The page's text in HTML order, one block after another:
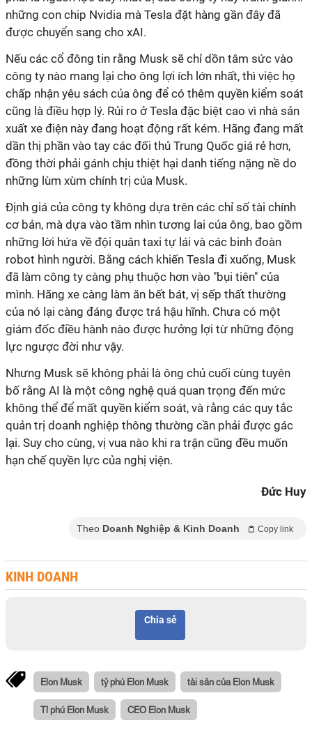
những con chip Nvidia mà Tesla đặt hàng gần đây đã
được chuyển sang cho xAI.
Nếu các cổ đông tin rằng Musk sẽ chỉ dồn tâm sức vào
công ty nào mang lại cho ông lợi ích lớn nhất, thì việc họ
chấp nhận yêu sách của ông để có thêm quyền kiểm soát
cũng là điều hợp lý. Rủi ro ở Tesla đặc biệt cao vì nhà sản
xuất xe điện này đang hoạt động rất kém. Hãng đang mất
dần thị phần vào tay các đối thủ Trung Quốc giá rẻ hơn,
đồng thời phải gánh chịu thiệt hại danh tiếng nặng nề do
những lùm xùm chính trị của Musk.
Định giá của công ty không dựa trên các chỉ số tài chính
cơ bản, mà dựa vào tầm nhìn tương lai của ông, bao gồm
những lời hứa về đội quân taxi tự lái và các binh đoàn
robot hình người. Bằng cách khiến Tesla đi xuống, Musk
đã làm công ty càng phụ thuộc hơn vào "bụi tiên" của
mình. Hãng xe càng làm ăn bết bát, vị sếp thất thường
của nó lại càng đáng được trả hậu hĩnh. Chưa có một
giám đốc điều hành nào được hưởng lợi từ những động
lực ngược đời như vậy.
Nhưng Musk sẽ không phải là ông chủ cuối cùng tuyên
bố rằng AI là một công nghệ quá quan trọng đến mức
không thể để mất quyền kiểm soát, và rằng các quy tắc
quản trị doanh nghiệp thông thường cần phải được gác
lại. Suy cho cùng, vị vua nào khi ra trận cũng đều muốn
hạn chế quyền lực của nghị viện.
Đức Huy
Theo Doanh Nghiệp & Kinh Doanh Copy link
KINH DOANH
Chia sẻ
Elon Musk tỷ phú Elon Musk tài sản của Elon Musk
Tỉ phú Elon Musk CEO Elon Musk